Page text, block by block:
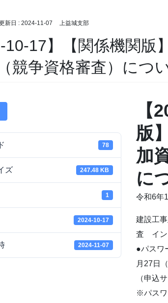
新日 : 2024-11-07 上益城支部
10-17】【関係機関版
競争資格審査）につ
78
ズ 247.48 KB
1
2024-10-17
2024-11-07
【
版
加
に
令和6年
建設工
査 イン
●パス
月27日（
（申込
※パスワ